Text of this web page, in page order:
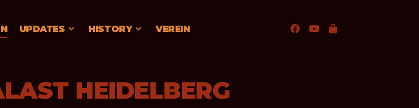
UPDATES HISTORY VEREIN
HEIDELBERG